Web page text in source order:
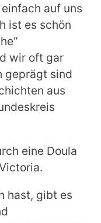
auf uns
ist es schön
wir oft gar
geprägt sind
aus
eine Doula
hast, gibt es